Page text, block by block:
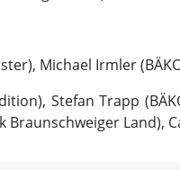
Michael Irmler
Stefan Trapp
Braunschweiger Land),